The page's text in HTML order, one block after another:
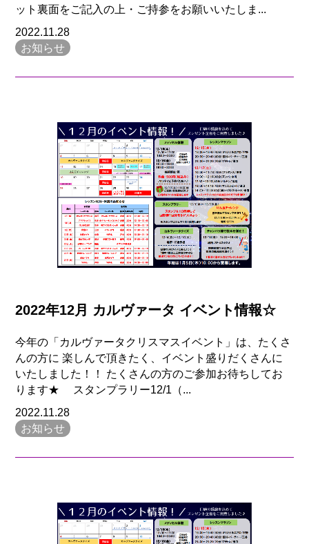
ット裏面をご記入の上・ご持参をお願いいたしま...
2022.11.28
お知らせ
2022年12月 カルヴァータ イベント情報☆
今年の「カルヴァータクリスマスイベント」は、たくさ
んの方に 楽しんで頂きたく、イベント盛りだくさんに
いたしました！！ たくさんの方のご参加お待ちしてお
ります★ スタンプラリー12/1（...
2022.11.28
お知らせ